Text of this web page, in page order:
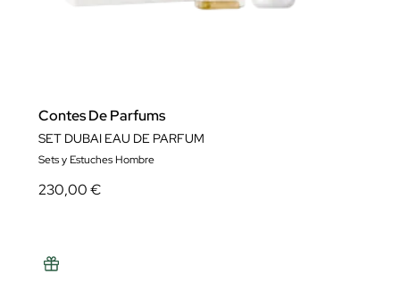
Contes De Parfums
SET DUBAI EAU DE PARFUM
Sets y Estuches Hombre
230,00 €